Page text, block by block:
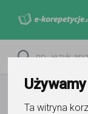
Ta witryna